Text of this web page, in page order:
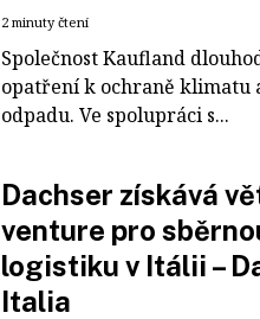
2 minuty čtení
Společnost Kaufland
opatření k ochraně klimatu
odpadu. Ve spolupráci s...
Dachser získává
venture pro
logistiku v Itálii –
Italia